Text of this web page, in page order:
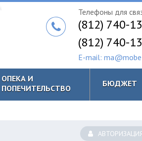
Телефоны для
(812) 740-
(812) 740-
E-mail:
ОПЕКА И
ПОПЕЧИТЕЛЬСТВО
БЮДЖЕТ